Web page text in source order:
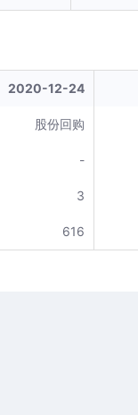
2020-12-24
股份回购
-
3
616